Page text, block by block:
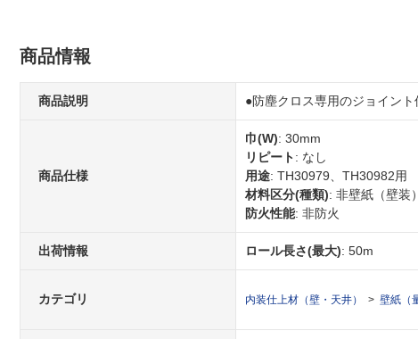
商品情報
商品説明 ●防塵クロス専用のジョイン
商品仕様
巾(W): 30mm
リピート: なし
用途: TH30979、TH30982用
材料区分(種類): 非壁紙（壁装）
防火性能: 非防火
出荷情報 ロール長さ(最大): 50m
カテゴリ 内装仕上材（壁・天井） 壁紙（